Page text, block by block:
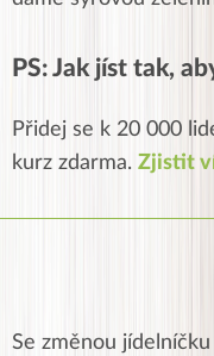
PS: Jak jíst tak,
Přidej se k 20 000
kurz zdarma. Zjistit
Se změnou